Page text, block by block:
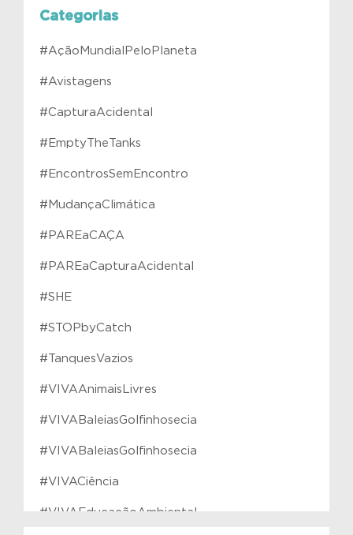
Categorias
#AçãoMundialPeloPlaneta
#Avistagens
#CapturaAcidental
#EmptyTheTanks
#EncontrosSemEncontro
#MudançaClimática
#PAREaCAÇA
#PAREaCapturaAcidental
#SHE
#STOPbyCatch
#TanquesVazios
#VIVAAnimaisLivres
#VIVABaleiasGolfinhosecia
#VIVABaleiasGolfinhosecia
#VIVACiência
#VIVAEducaçãoAmbiental